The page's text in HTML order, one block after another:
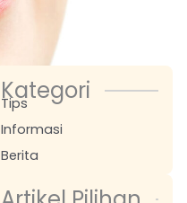
Kategori
Tips
Informasi
Berita